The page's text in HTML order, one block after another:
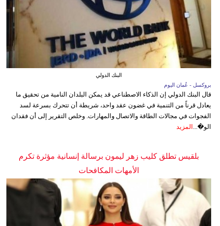
البنك الدولي
بروكسل - عُمان اليوم
قال البنك الدولي إن الذكاء الاصطناعي قد يمكن البلدان النامية من تحقيق ما
يعادل قرناً من التنمية في غضون عقد واحد، شريطة أن تتحرك بسرعة لسد
الفجوات في مجالات الطاقة والاتصال والمهارات. وخلص التقرير إلى أن فقدان
الو�...
المزيد
بلقيس تطلق كليب زهر ليمون برسالة إنسانية مؤثرة تكرم
الأمهات المكافحات